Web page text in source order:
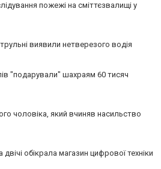
пожежі на сміттєзвалищі у
виявили нетверезого водія
"подарували" шахраям 60 тисяч
чоловіка, який вчиняв насильство
двічі обікрала магазин цифрової техніки